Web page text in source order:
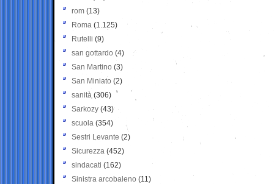
rom (13)
Roma (1.125)
Rutelli (9)
san gottardo (4)
San Martino (3)
San Miniato (2)
sanità (306)
Sarkozy (43)
scuola (354)
Sestri Levante (2)
Sicurezza (452)
sindacati (162)
Sinistra arcobaleno (11)